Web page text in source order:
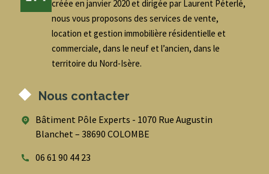
créée en janvier 2020 et dirigée par Laurent Péterlé,
nous vous proposons des services de vente,
location et gestion immobilière résidentielle et
commerciale, dans le neuf et l’ancien, dans le
territoire du Nord-Isère.
Nous contacter
Bâtiment Pôle Experts - 1070 Rue Augustin
Blanchet – 38690 COLOMBE
06 61 90 44 23